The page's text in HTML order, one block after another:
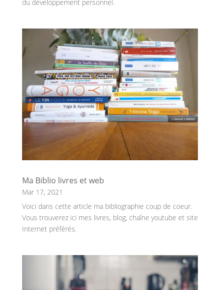
du développement personnel.
Ma Biblio livres et web
Mar 17, 2021
Voici dans cette article ma bibliographie coup de coeur.
Vous trouverez ici mes livres, blog, chaîne youtube et site
Internet préférés.